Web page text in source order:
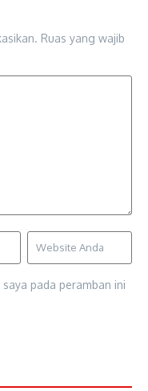
Ruas yang wajib
pada peramban ini